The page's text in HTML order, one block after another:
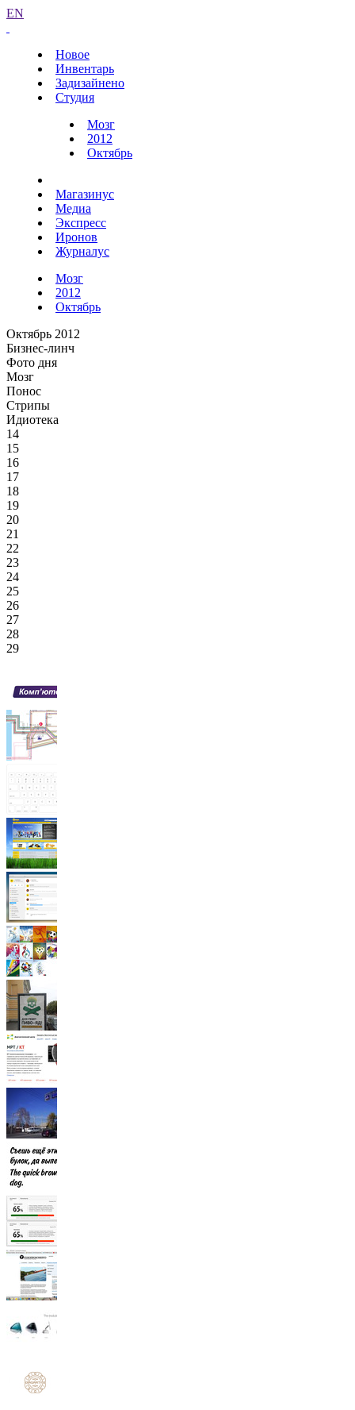
EN
Новое
Инвентарь
Задизайнено
Студия
Мозг
2012
Октябрь
Магазинус
Медиа
Экспресс
Иронов
Журналус
Мозг
2012
Октябрь
Октябрь 2012
Бизнес-линч
Фото дня
Мозг
Понос
Стрипы
Идиотека
14
15
16
17
18
19
20
21
22
23
24
25
26
27
28
29